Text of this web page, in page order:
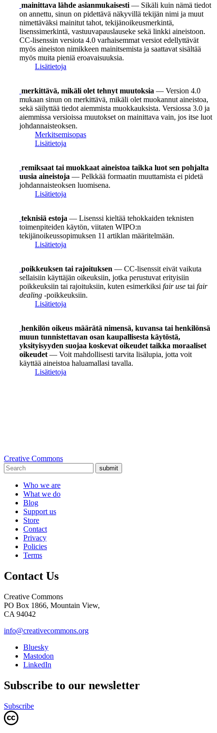
mainittava lähde asianmukaisesti — Sikäli kuin nämä tiedot
on annettu, sinun on pidettävä näkyvillä tekijän nimi ja muut
nimettäväksi mainitut tahot, tekijänoikeusmerkintä,
lisenssimerkintä, vastuuvapauslauseke sekä linkki aineistoon.
CC-lisenssin versiota 4.0 varhaisemmat versiot edellyttävät
myös aineiston nimikkeen mainitsemista ja saattavat sisältää
myös muita pieniä eroavaisuuksia.
Lisätietoja
merkittävä, mikäli olet tehnyt muutoksia — Version 4.0
mukaan sinun on merkittävä, mikäli olet muokannut aineistoa,
sekä säilyttää tiedot aiemmista muokkauksista. Versiossa 3.0 ja
aiemmissa versioissa muutokset on mainittava vain, jos itse luot
johdannaisteoksen.
Merkitsemisopas
Lisätietoja
remiksaat tai muokkaat aineistoa taikka luot sen pohjalta
uusia aineistoja — Pelkkää formaatin muuttamista ei pidetä
johdannaisteoksen luomisena.
Lisätietoja
teknisiä estoja — Lisenssi kieltää tehokkaiden teknisten
toimenpiteiden käytön, viitaten WIPO:n
tekijänoikeussopimuksen 11 artiklan määritelmään.
Lisätietoja
poikkeuksen tai rajoituksen — CC-lisenssit eivät vaikuta
sellaisiin käyttäjän oikeuksiin, jotka perustuvat erityisiin
poikkeuksiin tai rajoituksiin, kuten esimerkiksi fair use tai fair
dealing -poikkeuksiin.
Lisätietoja
henkilön oikeus määrätä nimensä, kuvansa tai henkilönsä
muun tunnistettavan osan kaupallisesta käytöstä,
yksityisyyden suojaa koskevat oikeudet taikka moraaliset
oikeudet — Voit mahdollisesti tarvita lisälupia, jotta voit
käyttää aineistoa haluamallasi tavalla.
Lisätietoja
Creative Commons
submit
Who we are
What we do
Blog
Support us
Store
Contact
Privacy
Policies
Terms
Contact Us
Creative Commons
PO Box 1866, Mountain View,
CA 94042
info@creativecommons.org
Bluesky
Mastodon
LinkedIn
Subscribe to our newsletter
Subscribe